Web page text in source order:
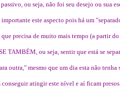
ou seja, não foi seu desejo ou sua
este aspecto pois há um
que precisa de muito mais tempo (a partir
TAMBÉM, ou seja, sentir que está se
outra," mesmo que um dia esta não tenha
conseguir atingir este nível e aí ficam